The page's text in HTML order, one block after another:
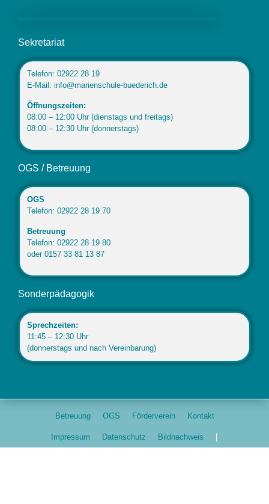
Sekretariat
Telefon: 02922 28 19
E-Mail: info@marienschule-buederich.de
Öffnungszeiten:
08:00 – 12:00 Uhr (dienstags und freitags)
08:00 – 12:30 Uhr (donnerstags)
OGS / Betreuung
OGS
Telefon: 02922 28 19 70
Betreuung
Telefon: 02922 28 19 80
oder 0157 33 81 13 87
Sonderpädagogik
Sprechzeiten:
11:45 – 12:30 Uhr
(donnerstags und nach Vereinbarung)
Betreuung OGS Förderverein Kontakt
Impressum Datenschutz Bildnachweis [